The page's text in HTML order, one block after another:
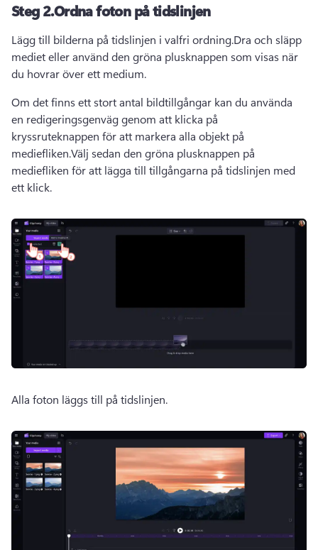
Steg 2.Ordna foton på tidslinjen
Lägg till bilderna på tidslinjen i valfri ordning.Dra och släpp
mediet eller använd den gröna plusknappen som visas när
du hovrar över ett medium.
Om det finns ett stort antal bildtillgångar kan du använda
en redigeringsgenväg genom att klicka på
kryssruteknappen för att markera alla objekt på
mediefliken.Välj sedan den gröna plusknappen på
mediefliken för att lägga till tillgångarna på tidslinjen med
ett klick.
Alla foton läggs till på tidslinjen.